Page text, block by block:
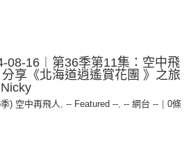
08-16︱第36季第11集：空中飛
享《北海道逍遙賞花團 》之旅
) 空中再飛人, -- Featured --, -- 網台 --
0條